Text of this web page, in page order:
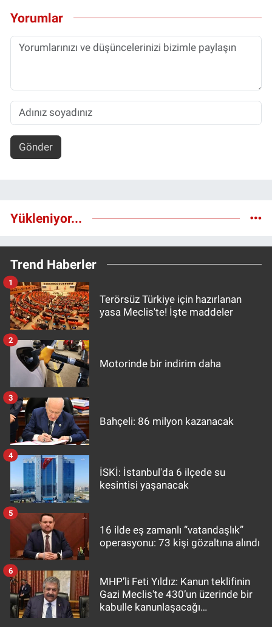
Yorumlar
Gönder
Yükleniyor...
Trend Haberler
Terörsüz Türkiye için hazırlanan
yasa Meclis'te! İşte maddeler
1
Motorinde bir indirim daha
2
Bahçeli: 86 milyon kazanacak
3
İSKİ: İstanbul'da 6 ilçede su
kesintisi yaşanacak
4
16 ilde eş zamanlı “vatandaşlık”
operasyonu: 73 kişi gözaltına alındı
5
MHP’li Feti Yıldız: Kanun teklifinin
Gazi Meclis'te 430’un üzerinde bir
kabulle kanunlaşacağı
6